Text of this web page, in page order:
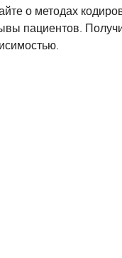
о методах
пациентов.